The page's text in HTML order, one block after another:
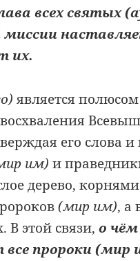
всех святых
миссии
их.
является
его слова
им) и
дерево,
(мир им), а
В этой связи,о
пророки (мир